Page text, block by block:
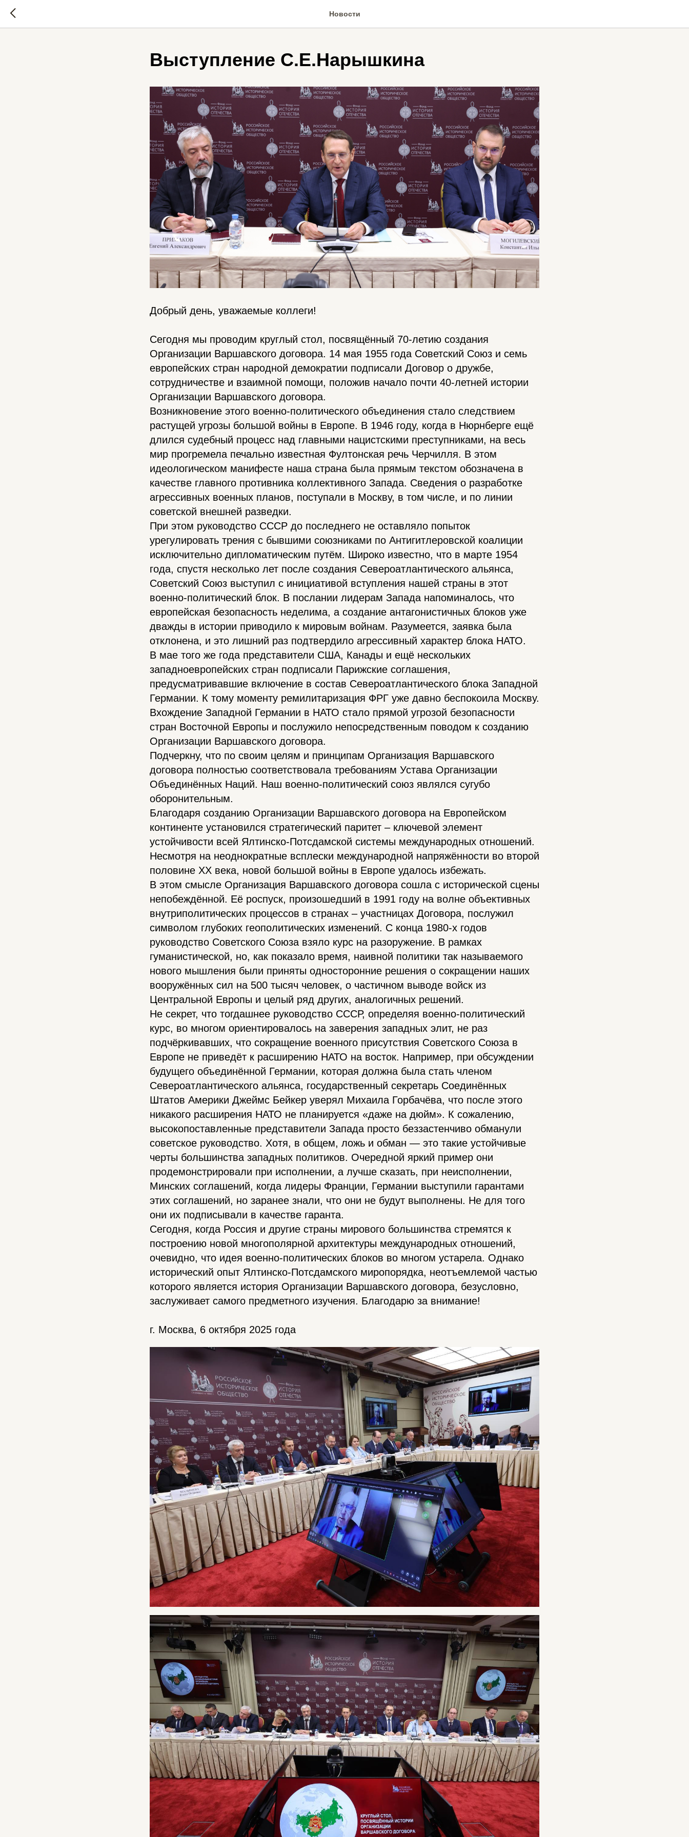
Новости
Выступление С.Е.Нарышкина
Добрый день, уважаемые коллеги!
Сегодня мы проводим круглый стол, посвящённый 70-летию создания
Организации Варшавского договора. 14 мая 1955 года Советский Союз и семь
европейских стран народной демократии подписали Договор о дружбе,
сотрудничестве и взаимной помощи, положив начало почти 40-летней истории
Организации Варшавского договора.
Возникновение этого военно-политического объединения стало следствием
растущей угрозы большой войны в Европе. В 1946 году, когда в Нюрнберге ещё
длился судебный процесс над главными нацистскими преступниками, на весь
мир прогремела печально известная Фултонская речь Черчилля. В этом
идеологическом манифесте наша страна была прямым текстом обозначена в
качестве главного противника коллективного Запада. Сведения о разработке
агрессивных военных планов, поступали в Москву, в том числе, и по линии
советской внешней разведки.
При этом руководство СССР до последнего не оставляло попыток
урегулировать трения с бывшими союзниками по Антигитлеровской коалиции
исключительно дипломатическим путём. Широко известно, что в марте 1954
года, спустя несколько лет после создания Североатлантического альянса,
Советский Союз выступил с инициативой вступления нашей страны в этот
военно-политический блок. В послании лидерам Запада напоминалось, что
европейская безопасность неделима, а создание антагонистичных блоков уже
дважды в истории приводило к мировым войнам. Разумеется, заявка была
отклонена, и это лишний раз подтвердило агрессивный характер блока НАТО.
В мае того же года представители США, Канады и ещё нескольких
западноевропейских стран подписали Парижские соглашения,
предусматривавшие включение в состав Североатлантического блока Западной
Германии. К тому моменту ремилитаризация ФРГ уже давно беспокоила Москву.
Вхождение Западной Германии в НАТО стало прямой угрозой безопасности
стран Восточной Европы и послужило непосредственным поводом к созданию
Организации Варшавского договора.
Подчеркну, что по своим целям и принципам Организация Варшавского
договора полностью соответствовала требованиям Устава Организации
Объединённых Наций. Наш военно-политический союз являлся сугубо
оборонительным.
Благодаря созданию Организации Варшавского договора на Европейском
континенте установился стратегический паритет – ключевой элемент
устойчивости всей Ялтинско-Потсдамской системы международных отношений.
Несмотря на неоднократные всплески международной напряжённости во второй
половине XX века, новой большой войны в Европе удалось избежать.
В этом смысле Организация Варшавского договора сошла с исторической сцены
непобеждённой. Её роспуск, произошедший в 1991 году на волне объективных
внутриполитических процессов в странах – участницах Договора, послужил
символом глубоких геополитических изменений. С конца 1980-х годов
руководство Советского Союза взяло курс на разоружение. В рамках
гуманистической, но, как показало время, наивной политики так называемого
нового мышления были приняты односторонние решения о сокращении наших
вооружённых сил на 500 тысяч человек, о частичном выводе войск из
Центральной Европы и целый ряд других, аналогичных решений.
Не секрет, что тогдашнее руководство СССР, определяя военно-политический
курс, во многом ориентировалось на заверения западных элит, не раз
подчёркивавших, что сокращение военного присутствия Советского Союза в
Европе не приведёт к расширению НАТО на восток. Например, при обсуждении
будущего объединённой Германии, которая должна была стать членом
Североатлантического альянса, государственный секретарь Соединённых
Штатов Америки Джеймс Бейкер уверял Михаила Горбачёва, что после этого
никакого расширения НАТО не планируется «даже на дюйм». К сожалению,
высокопоставленные представители Запада просто беззастенчиво обманули
советское руководство. Хотя, в общем, ложь и обман — это такие устойчивые
черты большинства западных политиков. Очередной яркий пример они
продемонстрировали при исполнении, а лучше сказать, при неисполнении,
Минских соглашений, когда лидеры Франции, Германии выступили гарантами
этих соглашений, но заранее знали, что они не будут выполнены. Не для того
они их подписывали в качестве гаранта.
Сегодня, когда Россия и другие страны мирового большинства стремятся к
построению новой многополярной архитектуры международных отношений,
очевидно, что идея военно-политических блоков во многом устарела. Однако
исторический опыт Ялтинско-Потсдамского миропорядка, неотъемлемой частью
которого является история Организации Варшавского договора, безусловно,
заслуживает самого предметного изучения. Благодарю за внимание!
г. Москва, 6 октября 2025 года